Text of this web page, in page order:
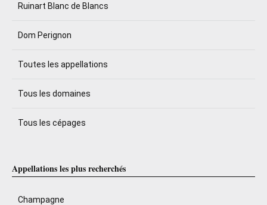
Ruinart Blanc de Blancs
Dom Perignon
Toutes les appellations
Tous les domaines
Tous les cépages
Appellations les plus recherchés
Champagne